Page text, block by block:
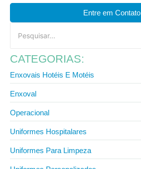
Entre em Contato
CATEGORIAS:
Enxovais Hotéis E Motéis
Enxoval
Operacional
Uniformes Hospitalares
Uniformes Para Limpeza